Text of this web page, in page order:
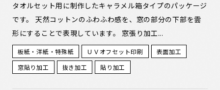
タオルセット用に制作したキャラメル箱タイプのパッケージ
です。 天然コットンのふわふわ感を、窓の部分の下部を雲
形にすることで表現しています。 窓張り加工...
板紙・洋紙・特殊紙 ＵＶオフセット印刷
表面加工
窓貼り加工
抜き加工 貼り加工